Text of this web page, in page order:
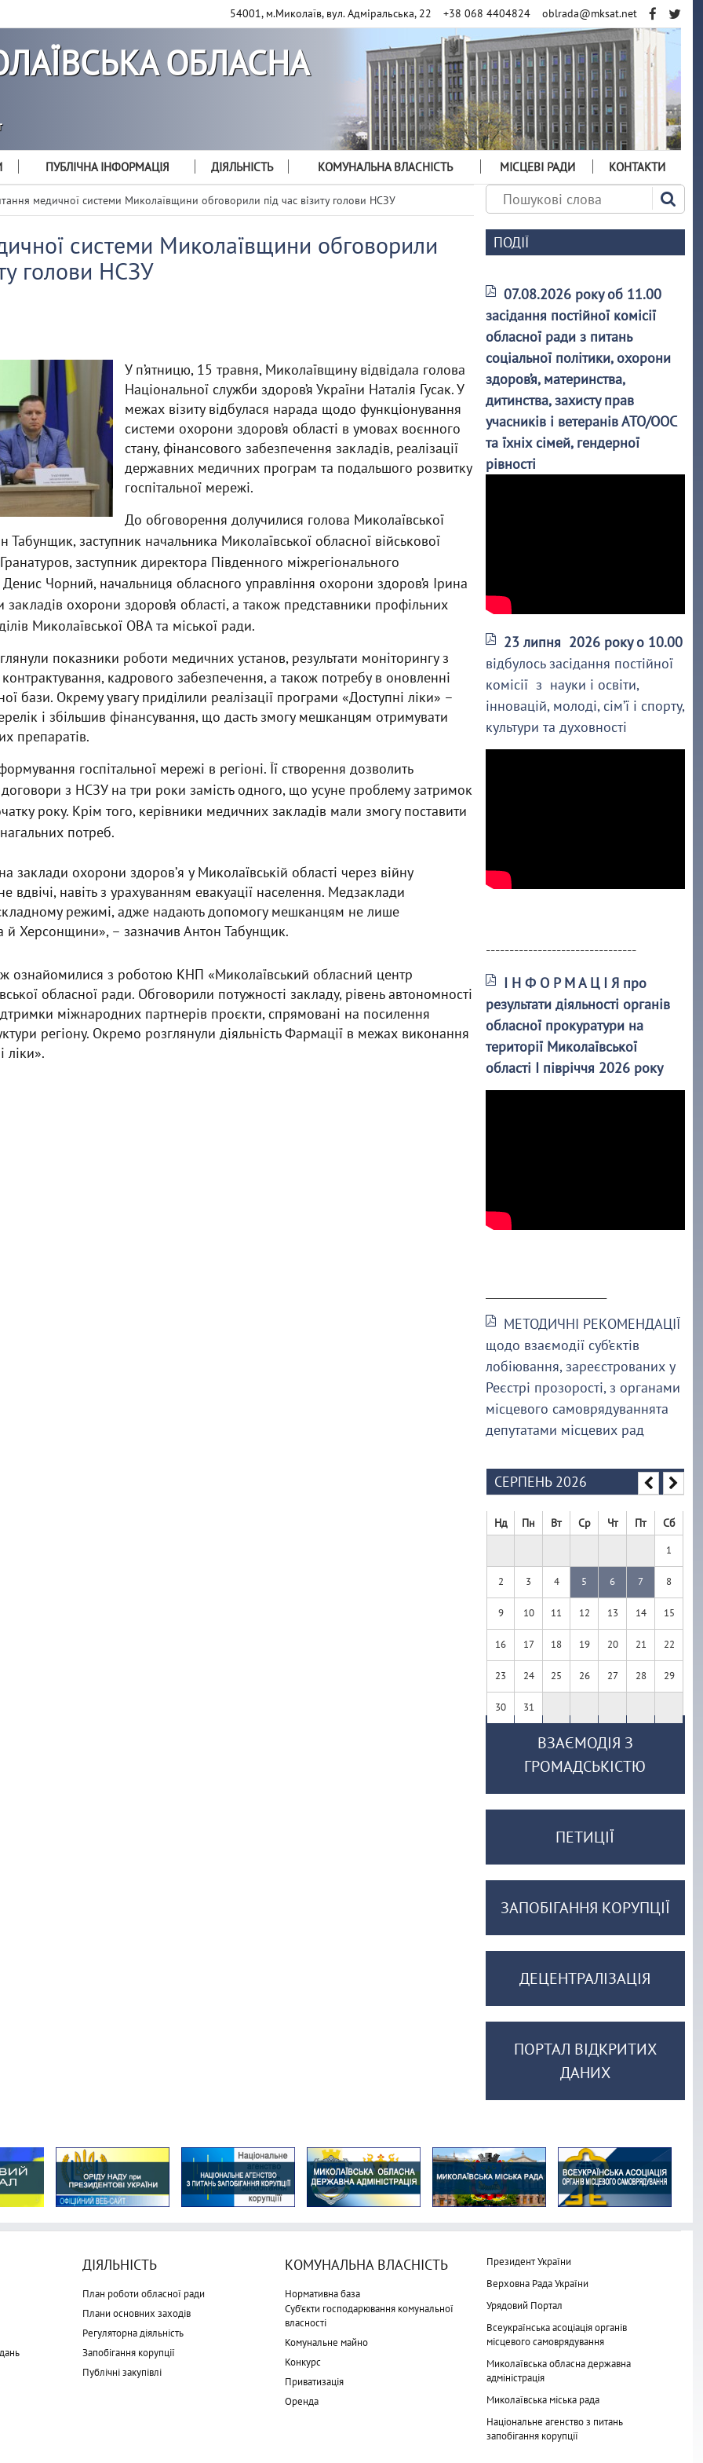
54001, м.Миколаїв, вул. Адміральська, 22 +38 068 4404824 oblrada@mksat.net
ОБЛАСНА
ПУБЛІЧНА ІНФОРМАЦІЯ ДІЯЛЬНІСТЬ КОМУНАЛЬНА ВЛАСНІСТЬ МІСЦЕВІ РАДИ КОНТАКТИ
медичної системи Миколаївщини обговорили під час візиту голови НСЗУ
системи Миколаївщини обговорили
голови НСЗУ
У п’ятницю, 15 травня, Миколаївщину відвідала голова
Національної служби здоров’я України Наталія Гусак. У
межах візиту відбулася нарада щодо функціонування
системи охорони здоров’я області в умовах воєнного
стану, фінансового забезпечення закладів, реалізації
державних медичних програм та подальшого розвитку
госпітальної мережі.
До обговорення долучилися голова Миколаївської
Табунщик, заступник начальника Миколаївської обласної військової
заступник директора Південного міжрегіонального
Чорний, начальниця обласного управління охорони здоров’я Ірина
закладів охорони здоров’я області, а також представники профільних
Миколаївської ОВА та міської ради.
показники роботи медичних установ, результати моніторингу з
кадрового забезпечення, а також потребу в оновленні
бази. Окрему увагу приділили реалізації програми «Доступні ліки» –
і збільшив фінансування, що дасть змогу мешканцям отримувати
препаратів.
госпітальної мережі в регіоні. Її створення дозволить
з НСЗУ на три роки замість одного, що усуне проблему затримок
року. Крім того, керівники медичних закладів мали змогу поставити
потреб.
заклади охорони здоровʼя у Миколаївській області через війну
вдвічі, навіть з урахуванням евакуації населення. Медзаклади
режимі, адже надають допомогу мешканцям не лише
й Херсонщини», – зазначив Антон Табунщик.
ознайомилися з роботою КНП «Миколаївський обласний центр
обласної ради. Обговорили потужності закладу, рівень автономності
міжнародних партнерів проєкти, спрямовані на посилення
регіону. Окремо розглянули діяльність Фармації в межах виконання
ліки».
ПОДІЇ
07.08.2026 року об 11.00
засідання постійної комісії
обласної ради з питань
соціальної політики, охорони
здоров’я, материнства,
дитинства, захисту прав
учасників і ветеранів АТО/ООС
та їхніх сімей, гендерної
рівності
23 липня 2026 року о 10.00
відбулось засідання постійної
комісії з науки і освіти,
інновацій, молоді, сім’ї і спорту,
культури та духовності
--------------------------------
І Н Ф О Р М А Ц І Я про
результати діяльності органів
обласної прокуратури на
території Миколаївської
області І півріччя 2026 року
МЕТОДИЧНІ РЕКОМЕНДАЦІЇ
щодо взаємодії суб’єктів
лобіювання, зареєстрованих у
Реєстрі прозорості, з органами
місцевого самоврядуваннята
депутатами місцевих рад
СЕРПЕНЬ 2026
Нд Пн Вт Ср Чт Пт Сб
1
2 3 4 5 6 7 8
9 10 11 12 13 14 15
16 17 18 19 20 21 22
23 24 25 26 27 28 29
30 31
ВЗАЄМОДІЯ З
ГРОМАДСЬКІСТЮ
ПЕТИЦІЇ
ЗАПОБІГАННЯ КОРУПЦІЇ
ДЕЦЕНТРАЛІЗАЦІЯ
ПОРТАЛ ВІДКРИТИХ
ДАНИХ
ДІЯЛЬНІСТЬ
План роботи обласної ради
Плани основних заходів
Регуляторна діяльність
Запобігання корупції
Публічні закупівлі
КОМУНАЛЬНА ВЛАСНІСТЬ
Нормативна база
Суб'єкти господарювання комунальної
власності
Комунальне майно
Конкурс
Приватизація
Оренда
Президент України
Верховна Рада України
Урядовий Портал
Всеукраїнська асоціація органів
місцевого самоврядування
Миколаївська обласна державна
адміністрація
Миколаївська міська рада
Національне агенство з питань
запобігання корупції